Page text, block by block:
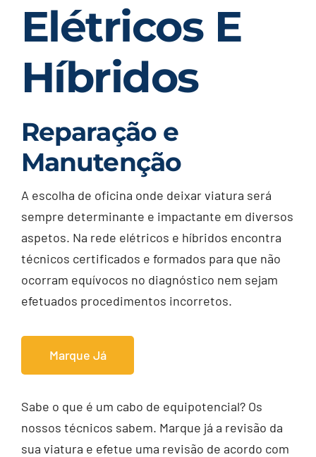
Elétricos E
Híbridos
Reparação e
Manutenção
A escolha de oficina onde deixar viatura será
sempre determinante e impactante em diversos
aspetos. Na rede elétricos e híbridos encontra
técnicos certificados e formados para que não
ocorram equívocos no diagnóstico nem sejam
efetuados procedimentos incorretos.
Marque Já
Sabe o que é um cabo de equipotencial? Os
nossos técnicos sabem. Marque já a revisão da
sua viatura e efetue uma revisão de acordo com